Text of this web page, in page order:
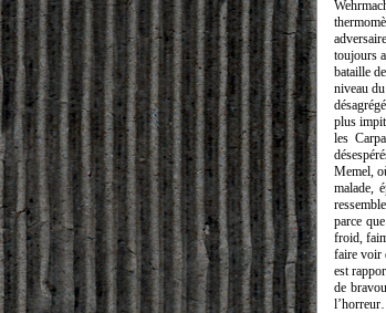
toujours
bataille
niveau
plus
les
Memel,
malade,
parce
froid,
faire voir
est
de